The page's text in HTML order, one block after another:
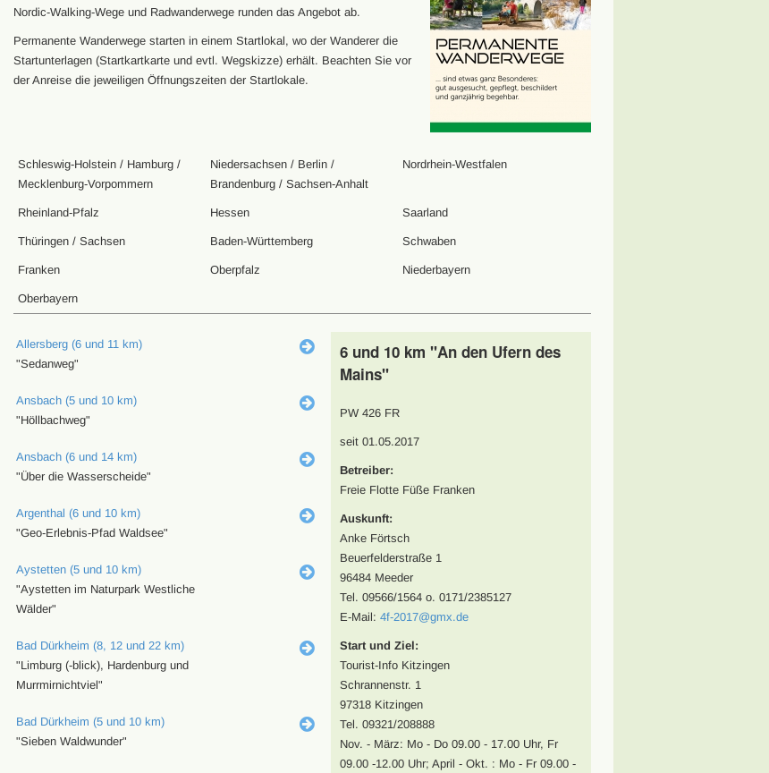
Nordic-Walking-Wege und Radwanderwege runden das Angebot ab.
Permanente Wanderwege starten in einem Startlokal, wo der Wanderer die
Startunterlagen (Startkartkarte und evtl. Wegskizze) erhält. Beachten Sie vor
der Anreise die jeweiligen Öffnungszeiten der Startlokale.
Schleswig-Holstein / Hamburg /
Mecklenburg-Vorpommern
Niedersachsen / Berlin /
Brandenburg / Sachsen-Anhalt
Nordrhein-Westfalen
Rheinland-Pfalz Hessen Saarland
Thüringen / Sachsen Baden-Württemberg Schwaben
Franken Oberpfalz Niederbayern
Oberbayern
Allersberg (6 und 11 km)
"Sedanweg"
Ansbach (5 und 10 km)
"Höllbachweg"
Ansbach (6 und 14 km)
"Über die Wasserscheide"
Argenthal (6 und 10 km)
"Geo-Erlebnis-Pfad Waldsee"
Aystetten (5 und 10 km)
"Aystetten im Naturpark Westliche
Wälder"
Bad Dürkheim (8, 12 und 22 km)
"Limburg (-blick), Hardenburg und
Murrmirnichtviel"
Bad Dürkheim (5 und 10 km)
"Sieben Waldwunder"
6 und 10 km "An den Ufern des
Mains"
PW 426 FR
seit 01.05.2017
Betreiber:
Freie Flotte Füße Franken
Auskunft:
Anke Förtsch
Beuerfelderstraße 1
96484 Meeder
Tel. 09566/1564 o. 0171/2385127
E-Mail: 4f-2017@gmx.de
Start und Ziel:
Tourist-Info Kitzingen
Schrannenstr. 1
97318 Kitzingen
Tel. 09321/208888
Nov. - März: Mo - Do 09.00 - 17.00 Uhr, Fr
09.00 -12.00 Uhr; April - Okt. : Mo - Fr 09.00 -